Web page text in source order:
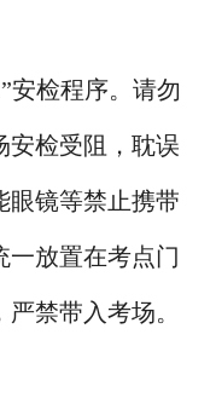
安检程序。请勿
安检受阻，耽误
眼镜等禁止携带
一放置在考点门
禁带入考场。